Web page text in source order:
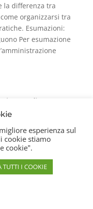
la differenza tra
organizzarsi tra
Esumazioni:
Per esumazione
Privacy Policy
Snc P.IVA
esperienza sul
cookie stiamo
cookie".
TUTTI I COOKIE